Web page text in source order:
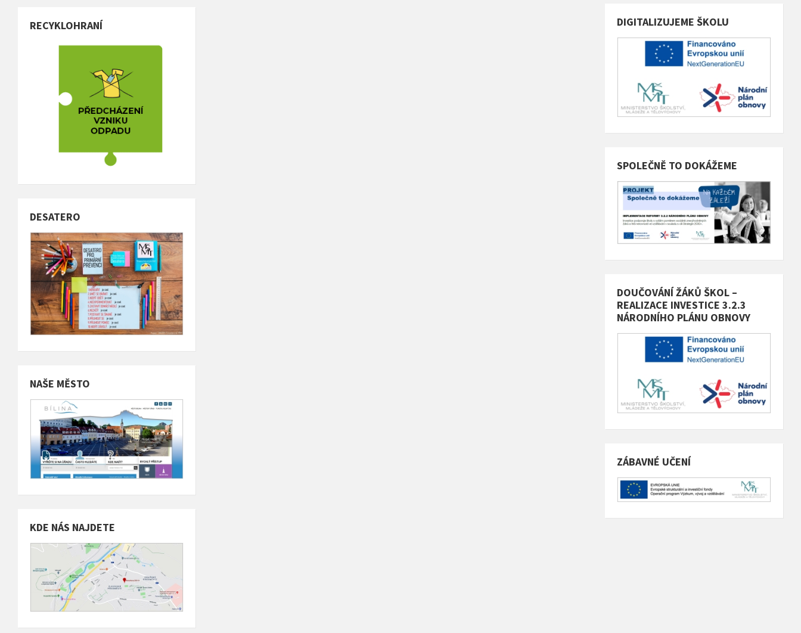
RECYKLOHRANÍ
DESATERO
NAŠE MĚSTO
KDE NÁS NAJDETE
DIGITALIZUJEME ŠKOLU
SPOLEČNĚ TO DOKÁŽEME
DOUČOVÁNÍ ŽÁKŮ ŠKOL –
REALIZACE INVESTICE 3.2.3
NÁRODNÍHO PLÁNU OBNOVY
ZÁBAVNÉ UČENÍ